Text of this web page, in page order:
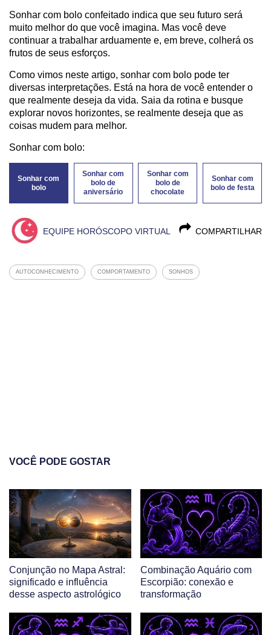
Sonhar com bolo confeitado indica que seu futuro será
muito melhor do que você imagina. Mas você deve
continuar a trabalhar arduamente e, em breve, colherá os
frutos de seus esforços.
Como vimos neste artigo, sonhar com bolo pode ter
diversas interpretações. Está na hora de você entender o
que realmente deseja da vida. Saia da rotina e busque
explorar novos horizontes, se realmente deseja que as
coisas mudem para melhor.
Sonhar com bolo:
Sonhar com
bolo
Sonhar com
bolo de
aniversário
Sonhar com
bolo de
chocolate
Sonhar com
bolo de festa
COMPARTILHAR
EQUIPE HORÓSCOPO VIRTUAL
AUTOCONHECIMENTO COMPORTAMENTO SONHOS
VOCÊ PODE GOSTAR
Conjunção no Mapa Astral:
significado e influência
desse aspecto astrológico
Combinação Aquário com
Escorpião: conexão e
transformação